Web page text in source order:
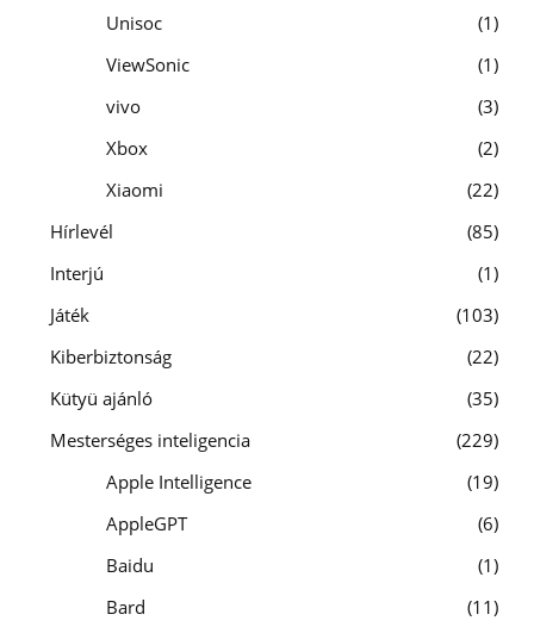
Unisoc
1
ViewSonic
1
vivo
3
Xbox
2
Xiaomi
22
Hírlevél
85
Interjú
1
Játék
103
Kiberbiztonság
22
Kütyü ajánló
35
Mesterséges inteligencia
229
Apple Intelligence
19
AppleGPT
6
Baidu
1
Bard
11